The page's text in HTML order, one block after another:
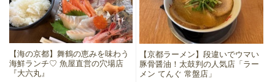
【海の京都】舞鶴の恵みを味わう
海鮮ランチ♡ 魚屋直営の穴場店
『大六丸』
【京都ラーメン】段違いでウマい
豚骨醤油！太鼓判の人気店「ラー
メン てんぐ 常盤店」